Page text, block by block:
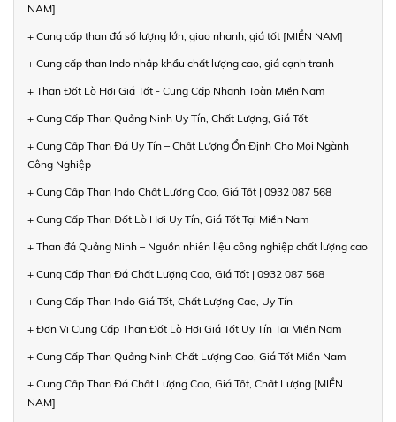
NAM]
+ Cung cấp than đá số lượng lớn, giao nhanh, giá tốt [MIỀN NAM]
+ Cung cấp than Indo nhập khẩu chất lượng cao, giá cạnh tranh
+ Than Đốt Lò Hơi Giá Tốt - Cung Cấp Nhanh Toàn Miền Nam
+ Cung Cấp Than Quảng Ninh Uy Tín, Chất Lượng, Giá Tốt
+ Cung Cấp Than Đá Uy Tín – Chất Lượng Ổn Định Cho Mọi Ngành
Công Nghiệp
+ Cung Cấp Than Indo Chất Lượng Cao, Giá Tốt | 0932 087 568
+ Cung Cấp Than Đốt Lò Hơi Uy Tín, Giá Tốt Tại Miền Nam
+ Than đá Quảng Ninh – Nguồn nhiên liệu công nghiệp chất lượng cao
+ Cung Cấp Than Đá Chất Lượng Cao, Giá Tốt | 0932 087 568
+ Cung Cấp Than Indo Giá Tốt, Chất Lượng Cao, Uy Tín
+ Đơn Vị Cung Cấp Than Đốt Lò Hơi Giá Tốt Uy Tín Tại Miền Nam
+ Cung Cấp Than Quảng Ninh Chất Lượng Cao, Giá Tốt Miền Nam
+ Cung Cấp Than Đá Chất Lượng Cao, Giá Tốt, Chất Lượng [MIỀN
NAM]